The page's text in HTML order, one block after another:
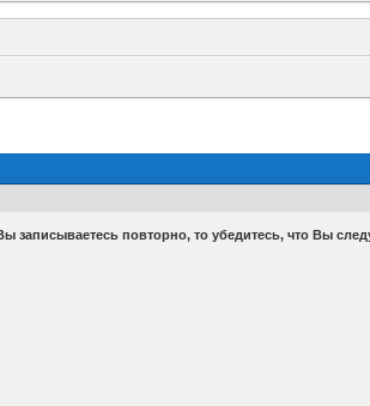
повторно, то убедитесь, что Вы